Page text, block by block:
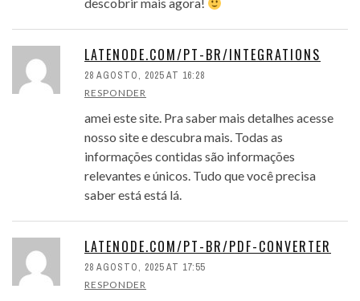
LATENODE.COM/PT-BR/INTEGRATIONS
28 AGOSTO, 2025 AT 16:28
RESPONDER
amei este site. Pra saber mais detalhes acesse
nosso site e descubra mais. Todas as
informações contidas são informações
relevantes e únicos. Tudo que você precisa
saber está está lá.
LATENODE.COM/PT-BR/PDF-CONVERTER
28 AGOSTO, 2025 AT 17:55
RESPONDER